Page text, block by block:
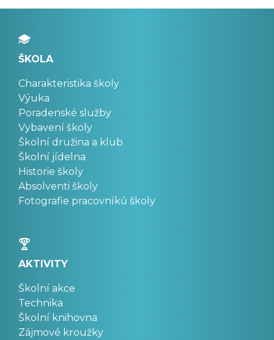
ŠKOLA
Charakteristika školy
Výuka
Poradenské služby
Vybavení školy
Školní družina a klub
Školní jídelna
Historie školy
Absolventi školy
Fotografie pracovníků školy
AKTIVITY
Školní akce
Technika
Školní knihovna
Zájmové kroužky